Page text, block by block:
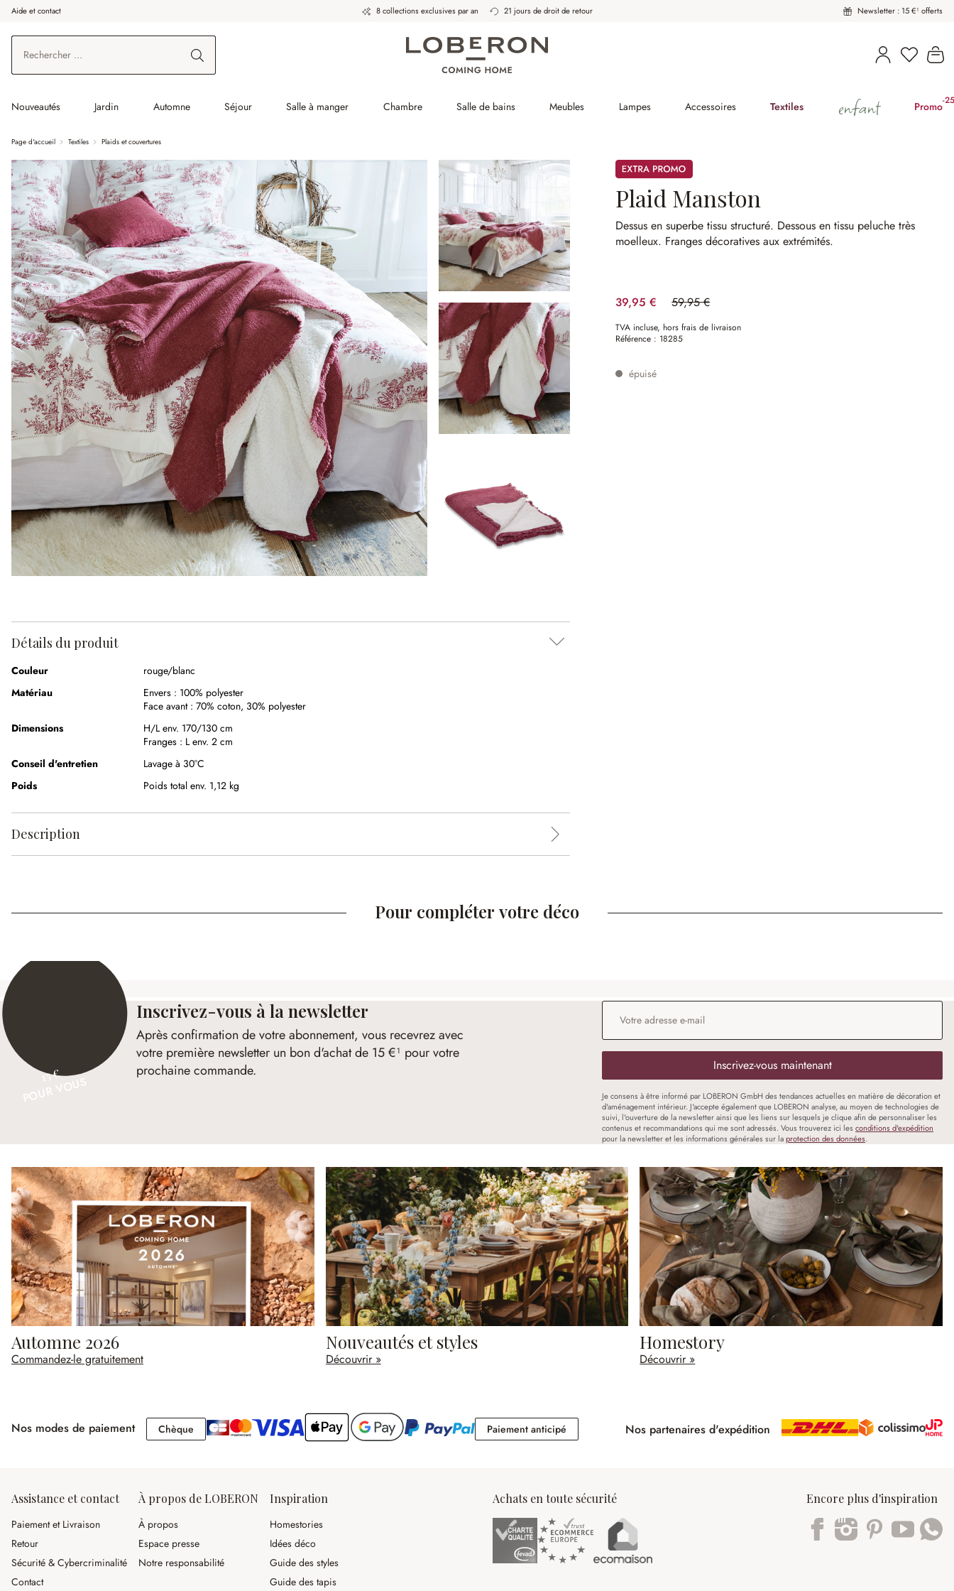
au contenu principal
Aller à la recherche
Aller à la navigation principale
Aide et contact 8 collections exclusives par an 21 jours de droit de retour Newsletter : 15 €¹ offerts
Vous
Nouveautés Jardin Automne Séjour Salle à manger Chambre Salle de bains Meubles Lampes Accessoires Textiles enfant Promo-
Page d'accueil Textiles Plaids et couvertures
Promos
Plaid Manston
Dessus en superbe tissu structuré. Dessous en tissu peluche très
moelleux. Franges décoratives aux extrémités.
39,95 € 59,95 €
(33.36%spared)
TVA incluse, hors frais de livraison
Référence : 18285
épuisé
Détails du produit
Couleur
rouge/blanc
Matériau
Envers : 100% polyester
Face avant : 70% coton, 30% polyester
Dimensions
H/L env. 170/130 cm
Franges : L env. 2 cm
Conseil d'entretien
Lavage à 30°C
Poids
Poids total env. 1,12 kg
Description
Pour compléter votre déco
15 €
Inscrivez-vous à la newsletter
Après confirmation de votre abonnement, vous recevrez avec
votre première newsletter un bon d'achat de 15 €¹ pour votre
prochaine commande.
Adresse e-mail
Inscrivez-vous maintenant
Je consens à être informé par LOBERON GmbH des tendances actuelles en matière de décoration et
d'aménagement intérieur. J'accepte également que LOBERON analyse, au moyen de technologies de
suivi, l'ouverture de la newsletter ainsi que les liens sur lesquels je clique afin de personnaliser les
contenus et recommandations qui me sont adressés. Vous trouverez ici les conditions d'expédition
pour la newsletter et les informations générales sur laprotection des données.
Automne 2026
Commandez-le gratuitement
Nouveautés et styles
Découvrir »
Homestory
Découvrir »
Nos modes de paiement Chèque Chèque Paiement anticipéPaiement anticipéNos partenaires d'expédition
Assistance et contact
Paiement et Livraison
Retour
Sécurité & Cybercriminalité
Contact
À propos de LOBERON
À propos
Espace presse
Notre responsabilité
Inspiration
Homestories
Idées déco
Guide des styles
Guide des tapis
Achats en toute sécurité Encore plus d'inspiration